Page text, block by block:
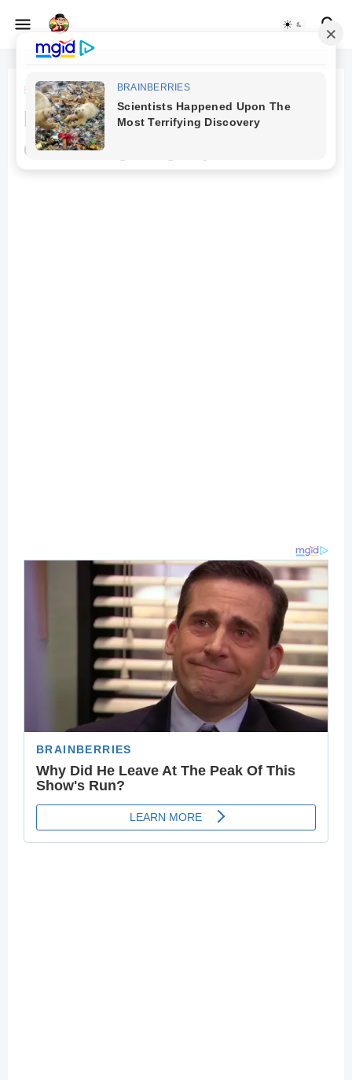
Beranda budaya lokal
Etnobotani - Sejarah, Fungsi
dan Ruang Lingkup